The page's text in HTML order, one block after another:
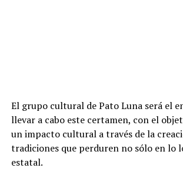
El grupo cultural de Pato Luna será el
llevar a cabo este certamen, con el
un impacto cultural a través de la
tradiciones que perduren no sólo en lo
estatal.